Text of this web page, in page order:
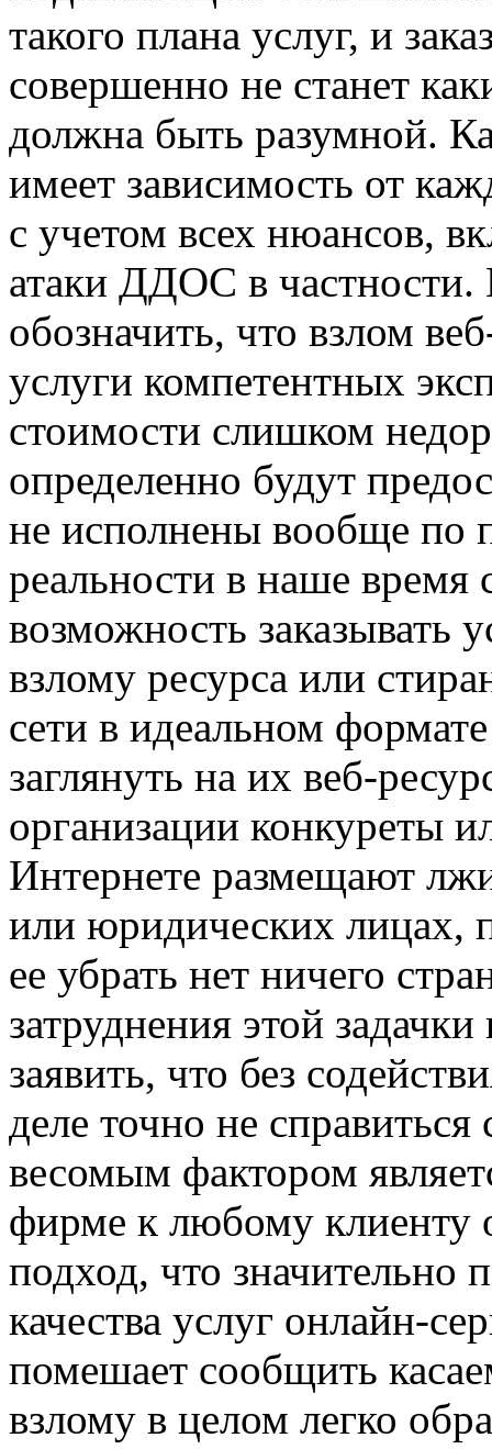
такого плана услуг, и
совершенно не станет
должна быть разумной.
имеет зависимость от
с учетом всех нюансов,
атаки ДДОС в
обозначить, что взлом
услуги компетентных
стоимости слишком
определенно будут
не исполнены вообще
реальности в наше время
возможность заказывать
взлому ресурса или
сети в идеальном
заглянуть на их веб-
организации конкуреты
Интернете размещают
или юридических лицах,
ее убрать нет ничего
затруднения этой
заявить, что без
деле точно не
весомым фактором
фирме к любому клиенту
подход, что значительно
качества услуг онлайн-
помешает сообщить
взлому в целом легко